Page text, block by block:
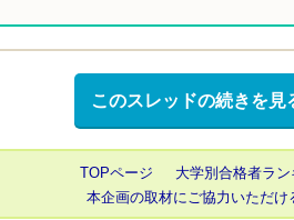
このスレッドの続きを見
TOPページ 大学別合格者ラ
本企画の取材にご協力いただけ